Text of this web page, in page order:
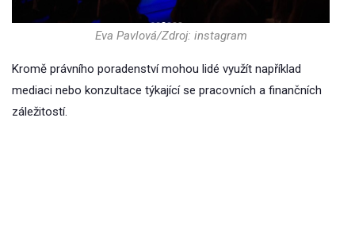
Eva Pavlová/Zdroj: instagram
Kromě právního poradenství mohou lidé využít například
mediaci nebo konzultace týkající se pracovních a finančních
záležitostí.